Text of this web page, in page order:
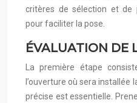
critères de sélection et de
pour faciliter la pose.
ÉVALUATION DE
La première étape
l’ouverture où sera installée
précise est essentielle.